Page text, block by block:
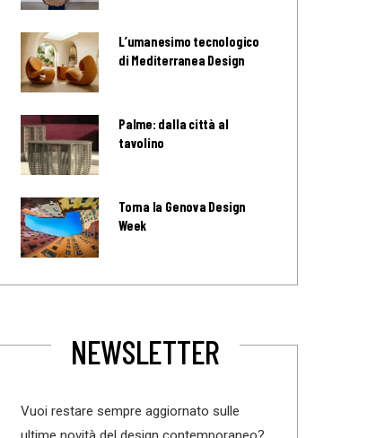
L’umanesimo tecnologico
di Mediterranea Design
Palme: dalla città al
tavolino
Torna la Genova Design
Week
NEWSLETTER
Vuoi restare sempre aggiornato sulle